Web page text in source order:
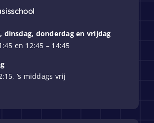
dinsdag, donderdag en vrijdag
en 12:45 – 14:45
’s middags vrij